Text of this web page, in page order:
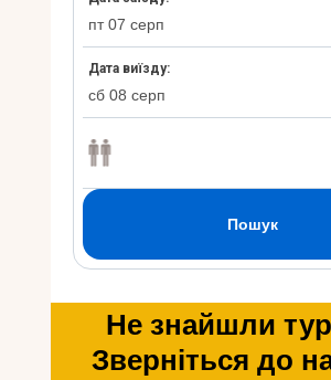
Не знайшли
Зверніться до